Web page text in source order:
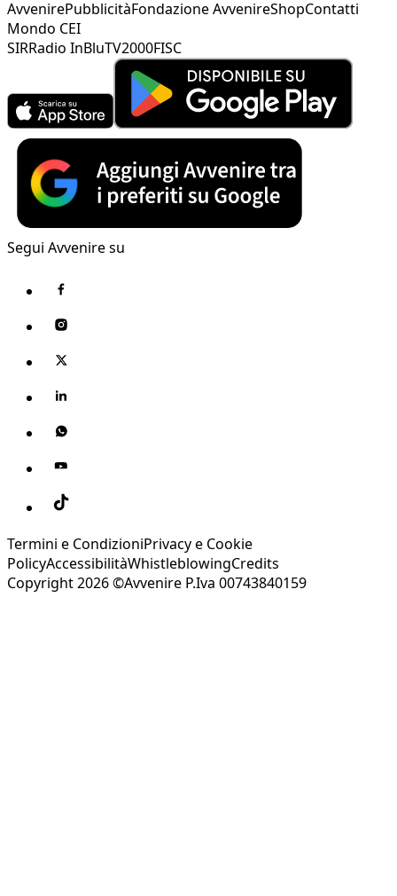
AvvenirePubblicitàFondazione AvvenireShopContatti
Mondo CEI
SIRRadio InBluTV2000FISC
Segui Avvenire su
Termini e CondizioniPrivacy e Cookie
PolicyAccessibilitàWhistleblowingCredits
Copyright 2026 ©Avvenire P.Iva 00743840159